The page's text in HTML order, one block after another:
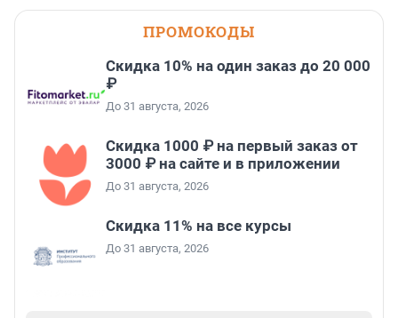
ПРОМОКОДЫ
Скидка 10% на один заказ до 20 000
₽
До 31 августа, 2026
Скидка 1000 ₽ на первый заказ от
3000 ₽ на сайте и в приложении
До 31 августа, 2026
Скидка 11% на все курсы
До 31 августа, 2026